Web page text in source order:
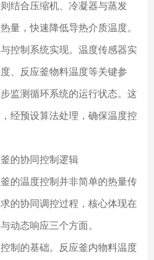
结合压缩机、冷凝器与蒸发
量，快速降低导热介质温度。
控制系统实现。温度传感器实
、反应釜物料温度等关键参
监测循环系统的运行状态。这
经预设算法处理，确保温度控
的协同控制逻辑
温度控制并非简单的热量传
的协同调控过程，核心体现在
动态响应三个方面。
的基础。反应釜内物料温度